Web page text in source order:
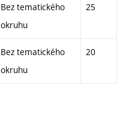
Bez tematického
okruhu
25
Bez tematického
okruhu
20